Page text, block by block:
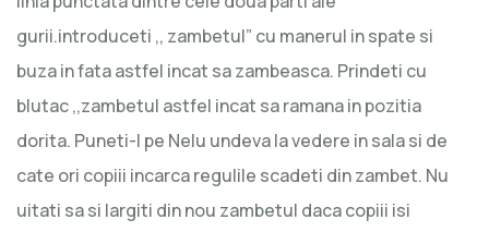
gurii.introduceti ,, zambetul” cu manerul in spate si
buza in fata astfel incat sa zambeasca. Prindeti cu
blutac ,,zambetul astfel incat sa ramana in pozitia
dorita. Puneti-l pe Nelu undeva la vedere in sala si de
cate ori copiii incarca regulile scadeti din zambet. Nu
uitati sa si largiti din nou zambetul daca copiii isi